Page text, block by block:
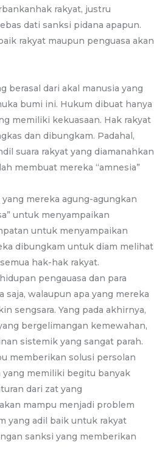
rakyat, justru
dati sanksi pidana apapun.
rakyat maupun penguasa akan
berasal dari akal manusia yang
bumi ini. Hukum dibuat hanya
memiliki kekuasaan. Hak rakyat
dan dibungkam. Padahal,
suara rakyat yang diamanahkan
membuat mereka “amnesia”
mereka agung-agungkan
untuk menyampaikan
untuk menyampaikan
dibungkam untuk diam melihat
hak-hak rakyat.
pengauasa dan para
walaupun apa yang mereka
sengsara. Yang pada akhirnya,
bergelimangan kemewahan,
sistemik yang sangat parah.
memberikan solusi persolan
yang memiliki begitu banyak
dari zat yang
mampu menjadi problem
yang adil baik untuk rakyat
sanksi yang memberikan